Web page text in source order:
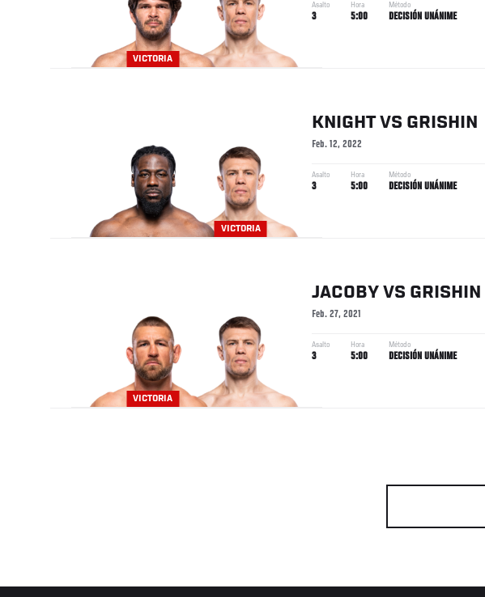
VICTORIA
Asalto
3
Hora
5:00
Método
DECISIÓN UNÁNIME
VICTORIA
KNIGHT VS GRISHIN
Feb. 12, 2022
Asalto
3
Hora
5:00
Método
DECISIÓN UNÁNIME
VICTORIA
JACOBY VS GRISHIN
Feb. 27, 2021
Asalto
3
Hora
5:00
Método
DECISIÓN UNÁNIME